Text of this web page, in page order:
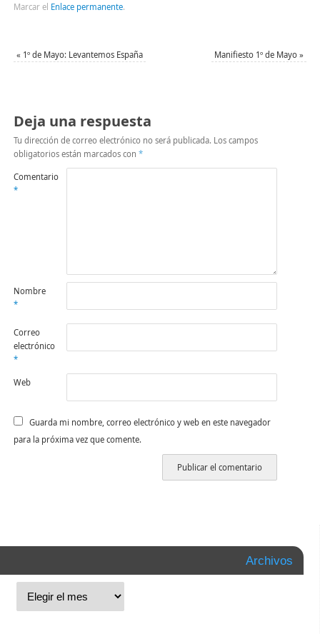
Marcar el Enlace permanente.
« 1º de Mayo: Levantemos España Manifiesto 1º de Mayo»
Deja una respuesta
Tu dirección de correo electrónico no será publicada. Los campos
obligatorios están marcados con *
Comentario
*
Nombre
*
Correo
electrónico
*
Web
Guarda mi nombre, correo electrónico y web en este navegador
para la próxima vez que comente.
Archivos